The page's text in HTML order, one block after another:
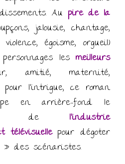
Au pire de la
jalousie, chantage,
égoïsme, orgueil)
les meilleurs
amitié, maternité,
pour l’intrigue, ce roman
en arrière-fond le
de l’industrie
télévisuellepour dégoter
» des scénaristes.